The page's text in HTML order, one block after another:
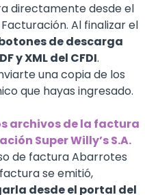
directamente desde el
Al finalizar el
de descarga
y XML del CFDI.
una copia de los
que hayas ingresado.
archivos de la factura
Super Willy’s S.A.
de factura Abarrotes
se emitió,
desde el portal del